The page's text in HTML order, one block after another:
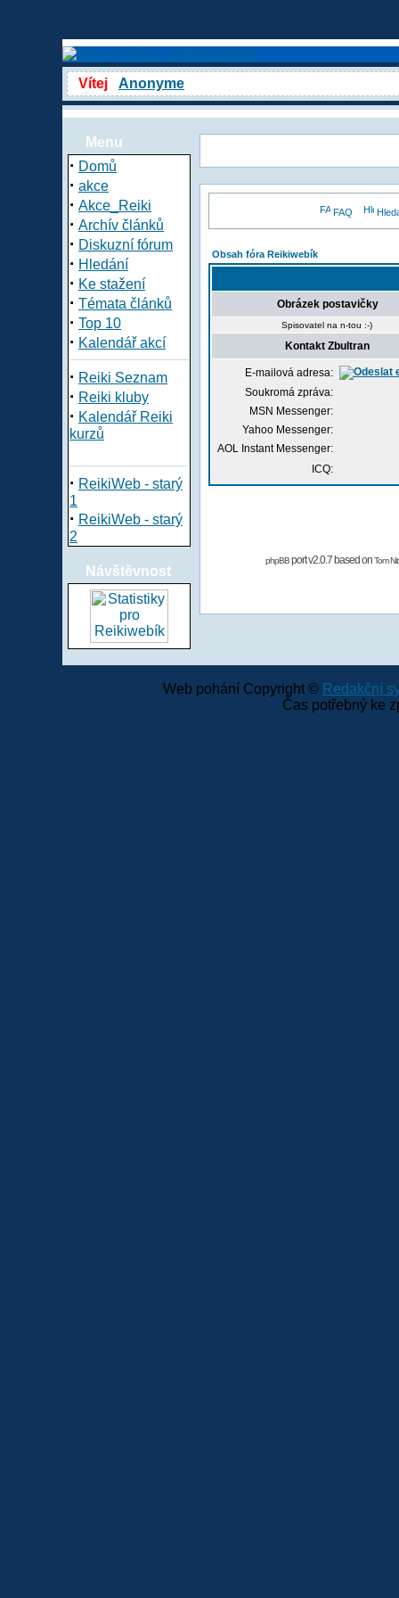
Vítej Anonyme
Menu
· Domů
· akce
· Akce_Reiki
· Archív článků
· Diskuzní fórum
· Hledání
· Ke stažení
· Témata článků
· Top 10
· Kalendář akcí
· Reiki Seznam
· Reiki kluby
· Kalendář Reiki
kurzů
· ReikiWeb - starý
1
· ReikiWeb - starý
2
Návštěvnost
FAQ
Obsah fóra Reikiwebík
Obrázek postavičky
Spisovatel na n-tou :-)
Kontakt Zbultran
E-mailová adresa:
Soukromá zpráva:
MSN Messenger:
Yahoo Messenger:
AOL Instant Messenger:
ICQ:
phpBBport v2.0.7 based onTom
Web pohání Copyright © Redakční
Čas potřebný ke